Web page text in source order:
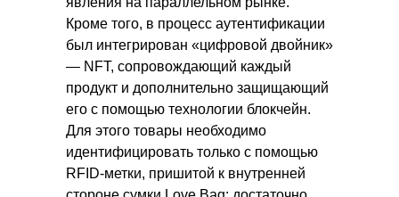
Кроме того, в процесс аутентификации
был интегрирован «цифровой двойник»
— NFT, сопровождающий каждый
продукт и дополнительно защищающий
его с помощью технологии блокчейн.
Для этого товары необходимо
идентифицировать только с помощью
RFID-метки, пришитой к внутренней